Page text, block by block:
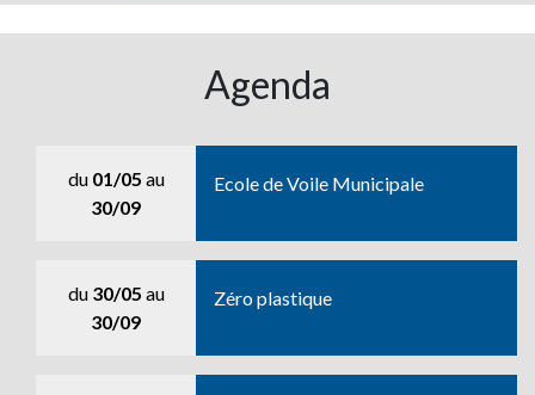
Agenda
du 01/05 au
30/09
Ecole de Voile Municipale
du 30/05 au
30/09
Zéro plastique